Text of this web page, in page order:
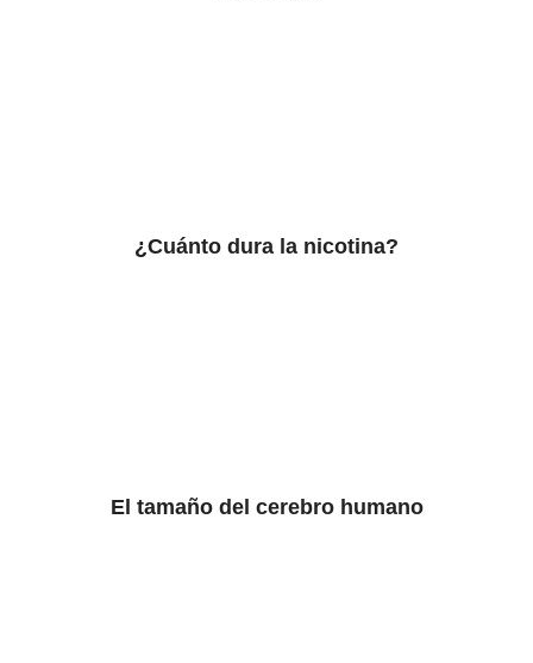
¿Cuánto dura la nicotina?
El tamaño del cerebro humano